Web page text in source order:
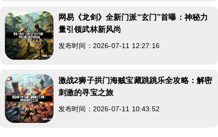
网易《龙剑》全新门派“玄门”首曝：神秘力
量引领武林新风尚
发布时间：2026-07-11 12:27:16
激战2狮子拱门海贼宝藏跳跳乐全攻略：解密
刺激的寻宝之旅
发布时间：2026-07-11 10:43:52